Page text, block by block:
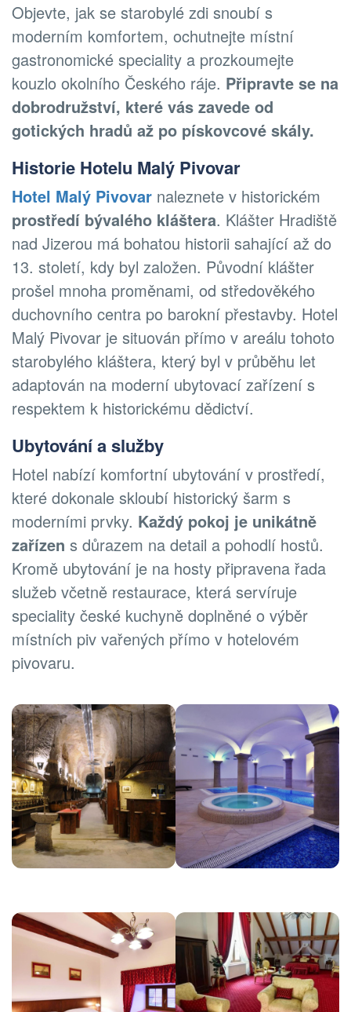
Objevte, jak se starobylé zdi snoubí s
moderním komfortem, ochutnejte místní
gastronomické speciality a prozkoumejte
kouzlo okolního Českého ráje. Připravte se na
dobrodružství, které vás zavede od
gotických hradů až po pískovcové skály.
Historie Hotelu Malý Pivovar
Hotel Malý Pivovar naleznete v historickém
prostředí bývalého kláštera. Klášter Hradiště
nad Jizerou má bohatou historii sahající až do
13. století, kdy byl založen. Původní klášter
prošel mnoha proměnami, od středověkého
duchovního centra po barokní přestavby. Hotel
Malý Pivovar je situován přímo v areálu tohoto
starobylého kláštera, který byl v průběhu let
adaptován na moderní ubytovací zařízení s
respektem k historickému dědictví.
Ubytování a služby
Hotel nabízí komfortní ubytování v prostředí,
které dokonale skloubí historický šarm s
moderními prvky. Každý pokoj je unikátně
zařízen s důrazem na detail a pohodlí hostů.
Kromě ubytování je na hosty připravena řada
služeb včetně restaurace, která servíruje
speciality české kuchyně doplněné o výběr
místních piv vařených přímo v hotelovém
pivovaru.